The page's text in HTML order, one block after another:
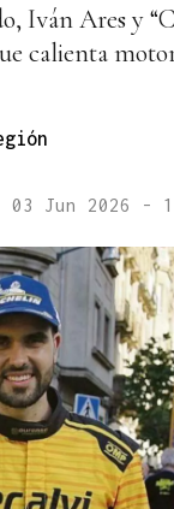
Iván Ares y
calienta
03 Jun 2026 -